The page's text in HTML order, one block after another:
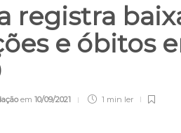
registra
e óbitos
em 10/09/2021 1 min ler